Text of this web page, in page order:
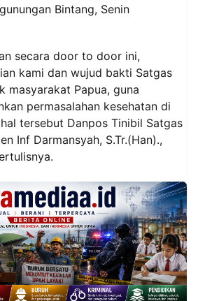
Bintang, Senin
secara door to door ini,
kami dan wujud bakti Satgas
masyarakat Papua, guna
permasalahan kesehatan di
tersebut Danpos Tinibil Satgas
Inf Darmansyah, S.Tr.(Han).,